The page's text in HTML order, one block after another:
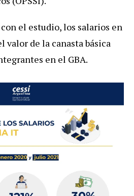
el estudio, los salarios en
valor de la canasta básica
en el GBA.